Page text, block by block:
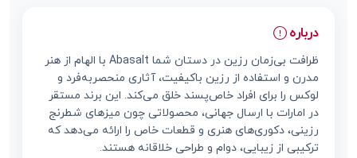
درباره
ظرافت بی‌زمان رزین در دستان شما Abasalt با الهام از هنر
مدرن و استفاده از رزین باکیفیت، آثاری منحصربه‌فرد و
لوکس را برای افراد خاص‌پسند خلق می‌کند. این برند مستقر
در امارات با ارسال جهانی، محصولاتی چون میزهای شطرنج
رزینی، دکوری‌های هنری و قطعات خاص را ارائه می‌دهد که
ترکیبی از زیبایی، دوام و طراحی خلاقانه هستند.